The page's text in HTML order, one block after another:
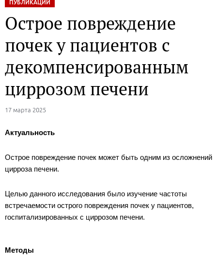
ПУБЛИКАЦИИ
Острое повреждение
почек у пациентов с
декомпенсированным
циррозом печени
17 марта 2025
Актуальность
Острое повреждение почек может быть одним из осложнений
цирроза печени.
Целью данного исследования было изучение частоты
встречаемости острого повреждения почек у пациентов,
госпитализированных с циррозом печени.
Методы